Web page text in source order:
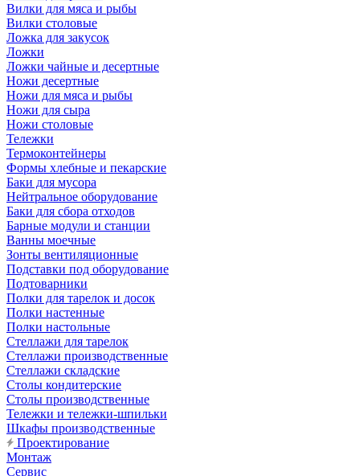
Вилки для мяса и рыбы
Вилки столовые
Ложка для закусок
Ложки
Ложки чайные и десертные
Ножи десертные
Ножи для мяса и рыбы
Ножи для сыра
Ножи столовые
Тележки
Термоконтейнеры
Формы хлебные и пекарские
Баки для мусора
Нейтральное оборудование
Баки для сбора отходов
Барные модули и станции
Ванны моечные
Зонты вентиляционные
Подставки под оборудование
Подтоварники
Полки для тарелок и досок
Полки настенные
Полки настольные
Стеллажи для тарелок
Стеллажи производственные
Стеллажи складские
Столы кондитерские
Столы производственные
Тележки и тележки-шпильки
Шкафы производственные
Проектирование
Монтаж
Сервис